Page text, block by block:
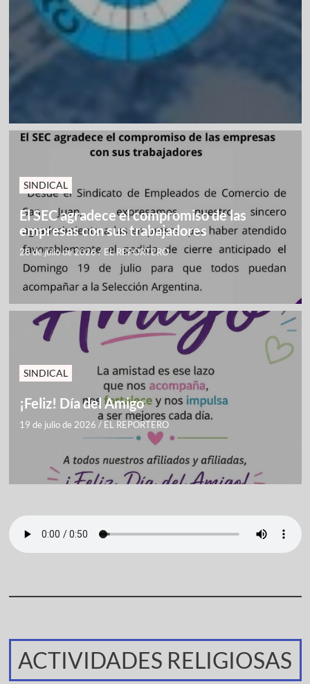
SINDICAL
El SEC agradece el compromiso de las
empresas con sus trabajadores
28 de julio de 2026/ EL REPORTERO
SINDICAL
¡Feliz! Día del Amigo
19 de julio de 2026 / EL REPORTERO
ACTIVIDADES RELIGIOSAS